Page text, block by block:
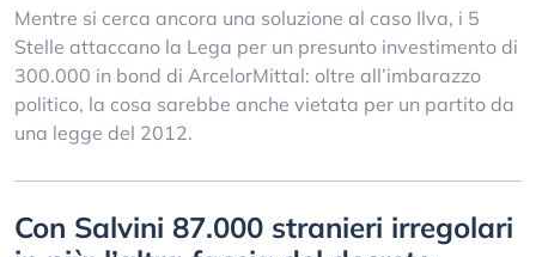
Mentre si cerca ancora una soluzione al caso Ilva, i 5
Stelle attaccano la Lega per un presunto investimento di
300.000 in bond di ArcelorMittal: oltre all’imbarazzo
politico, la cosa sarebbe anche vietata per un partito da
una legge del 2012.
Con Salvini 87.000 stranieri irregolari